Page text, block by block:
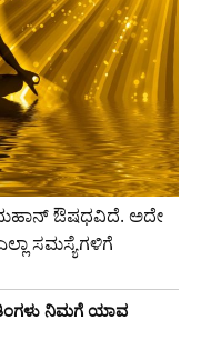
ಮಹಾನ್ ಔಷಧವಿದೆ. ಅದೇ
ಸಮಸ್ಯೆಗಳಿಗೆ
ನಿಮಗೆ ಯಾವ